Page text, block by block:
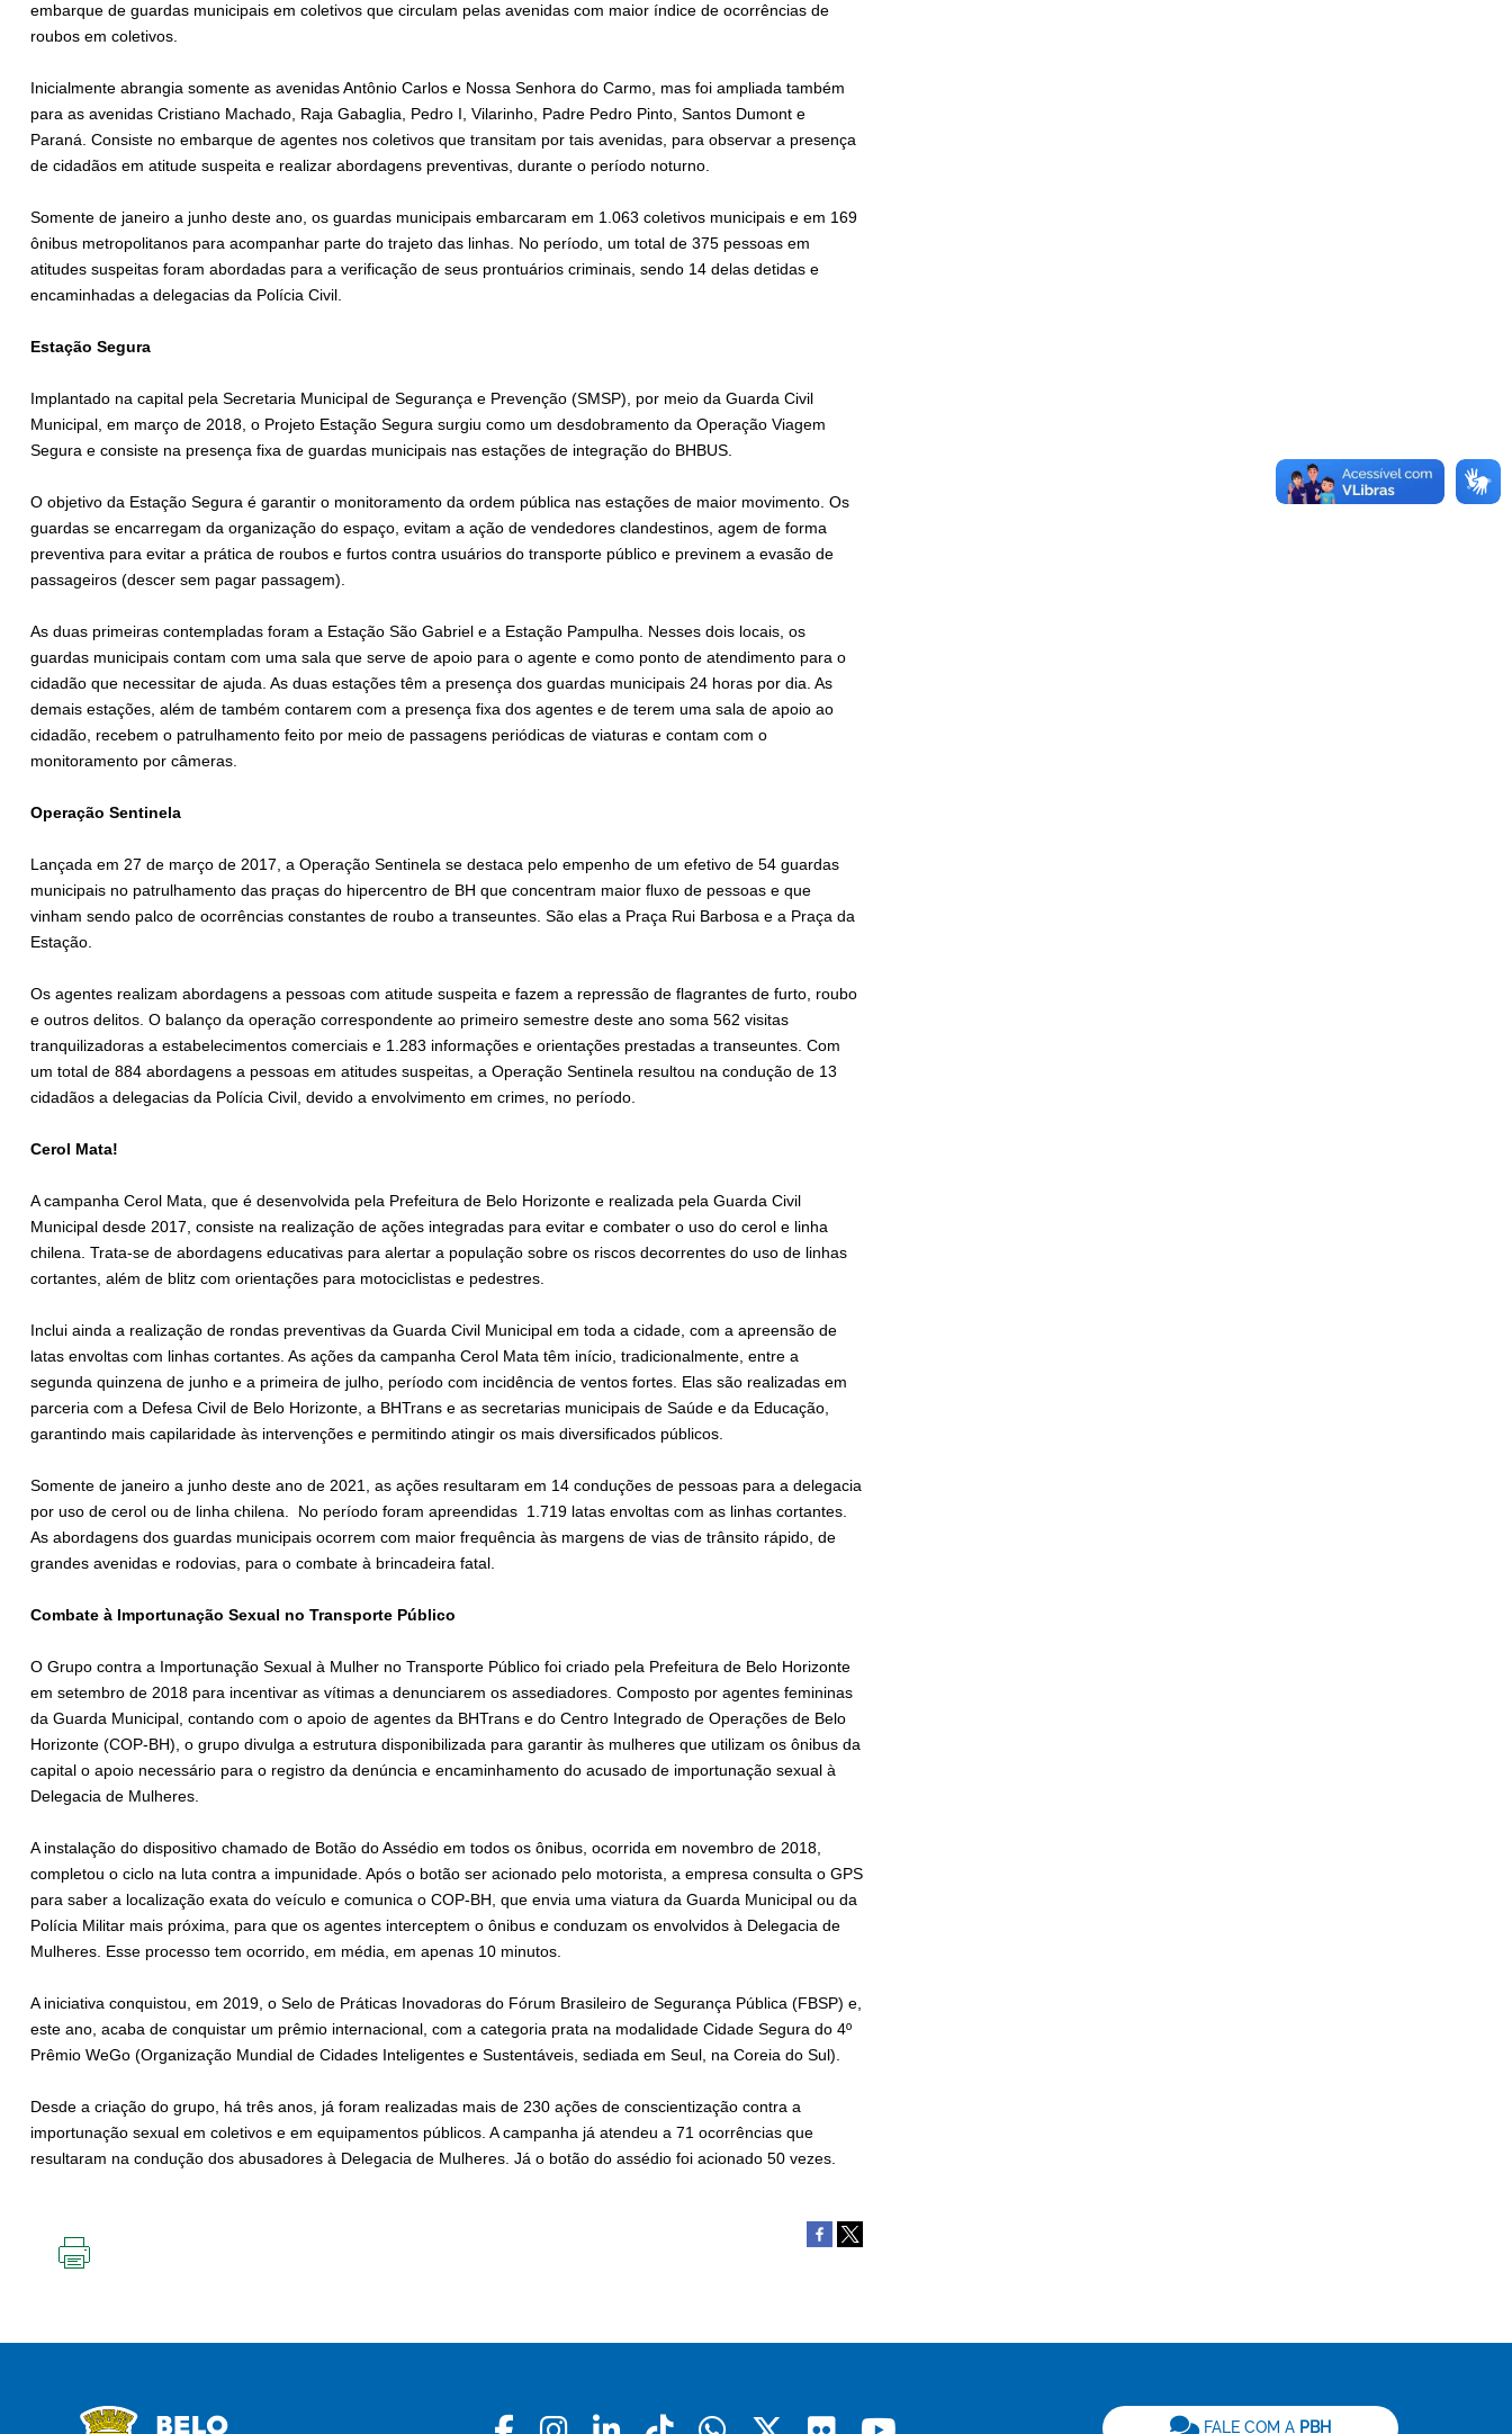
embarque de guardas municipais em coletivos que circulam pelas avenidas com maior índice de ocorrências de
roubos em coletivos.
Inicialmente abrangia somente as avenidas Antônio Carlos e Nossa Senhora do Carmo, mas foi ampliada também
para as avenidas Cristiano Machado, Raja Gabaglia, Pedro I, Vilarinho, Padre Pedro Pinto, Santos Dumont e
Paraná. Consiste no embarque de agentes nos coletivos que transitam por tais avenidas, para observar a presença
de cidadãos em atitude suspeita e realizar abordagens preventivas, durante o período noturno.
Somente de janeiro a junho deste ano, os guardas municipais embarcaram em 1.063 coletivos municipais e em 169
ônibus metropolitanos para acompanhar parte do trajeto das linhas. No período, um total de 375 pessoas em
atitudes suspeitas foram abordadas para a verificação de seus prontuários criminais, sendo 14 delas detidas e
encaminhadas a delegacias da Polícia Civil.
Estação Segura
Implantado na capital pela Secretaria Municipal de Segurança e Prevenção (SMSP), por meio da Guarda Civil
Municipal, em março de 2018, o Projeto Estação Segura surgiu como um desdobramento da Operação Viagem
Segura e consiste na presença fixa de guardas municipais nas estações de integração do BHBUS.
O objetivo da Estação Segura é garantir o monitoramento da ordem pública nas estações de maior movimento. Os
guardas se encarregam da organização do espaço, evitam a ação de vendedores clandestinos, agem de forma
preventiva para evitar a prática de roubos e furtos contra usuários do transporte público e previnem a evasão de
passageiros (descer sem pagar passagem).
As duas primeiras contempladas foram a Estação São Gabriel e a Estação Pampulha. Nesses dois locais, os
guardas municipais contam com uma sala que serve de apoio para o agente e como ponto de atendimento para o
cidadão que necessitar de ajuda. As duas estações têm a presença dos guardas municipais 24 horas por dia. As
demais estações, além de também contarem com a presença fixa dos agentes e de terem uma sala de apoio ao
cidadão, recebem o patrulhamento feito por meio de passagens periódicas de viaturas e contam com o
monitoramento por câmeras.
Operação Sentinela
Lançada em 27 de março de 2017, a Operação Sentinela se destaca pelo empenho de um efetivo de 54 guardas
municipais no patrulhamento das praças do hipercentro de BH que concentram maior fluxo de pessoas e que
vinham sendo palco de ocorrências constantes de roubo a transeuntes. São elas a Praça Rui Barbosa e a Praça da
Estação.
Os agentes realizam abordagens a pessoas com atitude suspeita e fazem a repressão de flagrantes de furto, roubo
e outros delitos. O balanço da operação correspondente ao primeiro semestre deste ano soma 562 visitas
tranquilizadoras a estabelecimentos comerciais e 1.283 informações e orientações prestadas a transeuntes. Com
um total de 884 abordagens a pessoas em atitudes suspeitas, a Operação Sentinela resultou na condução de 13
cidadãos a delegacias da Polícia Civil, devido a envolvimento em crimes, no período.
Cerol Mata!
A campanha Cerol Mata, que é desenvolvida pela Prefeitura de Belo Horizonte e realizada pela Guarda Civil
Municipal desde 2017, consiste na realização de ações integradas para evitar e combater o uso do cerol e linha
chilena. Trata-se de abordagens educativas para alertar a população sobre os riscos decorrentes do uso de linhas
cortantes, além de blitz com orientações para motociclistas e pedestres.
Inclui ainda a realização de rondas preventivas da Guarda Civil Municipal em toda a cidade, com a apreensão de
latas envoltas com linhas cortantes. As ações da campanha Cerol Mata têm início, tradicionalmente, entre a
segunda quinzena de junho e a primeira de julho, período com incidência de ventos fortes. Elas são realizadas em
parceria com a Defesa Civil de Belo Horizonte, a BHTrans e as secretarias municipais de Saúde e da Educação,
garantindo mais capilaridade às intervenções e permitindo atingir os mais diversificados públicos.
Somente de janeiro a junho deste ano de 2021, as ações resultaram em 14 conduções de pessoas para a delegacia
por uso de cerol ou de linha chilena. No período foram apreendidas 1.719 latas envoltas com as linhas cortantes.
As abordagens dos guardas municipais ocorrem com maior frequência às margens de vias de trânsito rápido, de
grandes avenidas e rodovias, para o combate à brincadeira fatal.
Combate à Importunação Sexual no Transporte Público
O Grupo contra a Importunação Sexual à Mulher no Transporte Público foi criado pela Prefeitura de Belo Horizonte
em setembro de 2018 para incentivar as vítimas a denunciarem os assediadores. Composto por agentes femininas
da Guarda Municipal, contando com o apoio de agentes da BHTrans e do Centro Integrado de Operações de Belo
Horizonte (COP-BH), o grupo divulga a estrutura disponibilizada para garantir às mulheres que utilizam os ônibus da
capital o apoio necessário para o registro da denúncia e encaminhamento do acusado de importunação sexual à
Delegacia de Mulheres.
A instalação do dispositivo chamado de Botão do Assédio em todos os ônibus, ocorrida em novembro de 2018,
completou o ciclo na luta contra a impunidade. Após o botão ser acionado pelo motorista, a empresa consulta o GPS
para saber a localização exata do veículo e comunica o COP-BH, que envia uma viatura da Guarda Municipal ou da
Polícia Militar mais próxima, para que os agentes interceptem o ônibus e conduzam os envolvidos à Delegacia de
Mulheres. Esse processo tem ocorrido, em média, em apenas 10 minutos.
A iniciativa conquistou, em 2019, o Selo de Práticas Inovadoras do Fórum Brasileiro de Segurança Pública (FBSP) e,
este ano, acaba de conquistar um prêmio internacional, com a categoria prata na modalidade Cidade Segura do 4º
Prêmio WeGo (Organização Mundial de Cidades Inteligentes e Sustentáveis, sediada em Seul, na Coreia do Sul).
Desde a criação do grupo, há três anos, já foram realizadas mais de 230 ações de conscientização contra a
importunação sexual em coletivos e em equipamentos públicos. A campanha já atendeu a 71 ocorrências que
resultaram na condução dos abusadores à Delegacia de Mulheres. Já o botão do assédio foi acionado 50 vezes.
FALE COM A PBH